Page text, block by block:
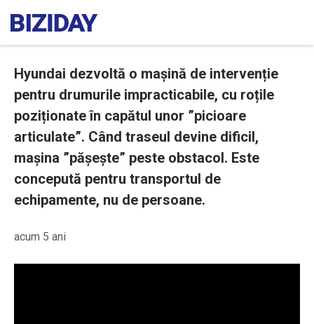
Hyundai dezvoltă o mașină de intervenție
pentru drumurile impracticabile, cu roțile
poziționate în capătul unor ”picioare
articulate”. Când traseul devine dificil,
mașina ”pășește” peste obstacol. Este
concepută pentru transportul de
echipamente, nu de persoane.
acum 5 ani